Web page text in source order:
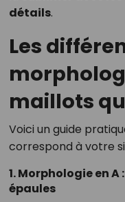
détails.
Les
maillots
Voici un guide
correspond à votre
1. Morphologie en
épaules